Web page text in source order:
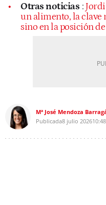
Otras noticias :
un alimento, la clave
sino en la posición
Mª José Mendoza
Publicada8 julio 2026